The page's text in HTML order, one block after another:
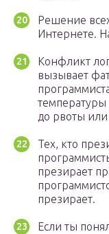
Решение
Интернете.
Конфликт
вызывает
температуры
до рвоты
Тех, кто
презирает
презирает.
Если ты